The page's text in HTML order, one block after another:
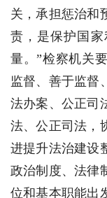
关，承担惩治和
责，是保护国
量。”检察机关
监督、善于监督
法办案、公正司
法、公正司法，
进提升法治建设
政治制度、法律
位和基本职能出